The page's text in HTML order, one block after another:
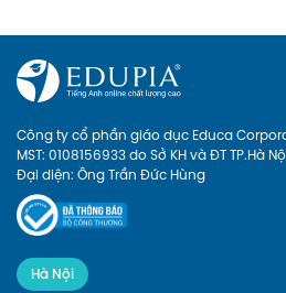
Công ty cổ phần giáo dục Educa
MST: 0108156933 do Sở KH và ĐT TP.Hà
Đại diện: Ông Trần Đức Hùng
Hà Nội